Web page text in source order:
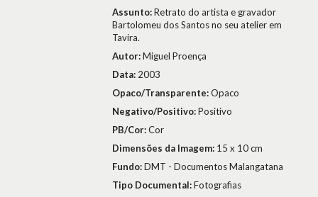
Assunto:Retrato do artista e gravador
Bartolomeu dos Santos no seu atelier em
Tavira.
Autor:Miguel Proença
Data: 2003
Opaco/Transparente:Opaco
Negativo/Positivo:Positivo
PB/Cor:Cor
Dimensões da Imagem: 15 x 10 cm
Fundo:DMT - Documentos Malangatana
Tipo Documental:Fotografias